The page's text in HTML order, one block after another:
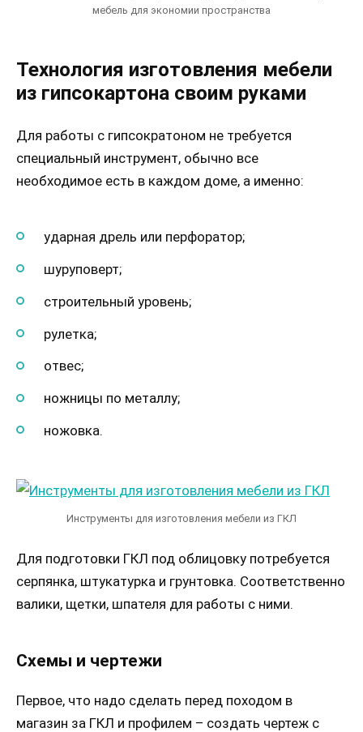
мебель для экономии пространства
Технология изготовления мебели
из гипсокартона своим руками
Для работы с гипсократоном не требуется
специальный инструмент, обычно все
необходимое есть в каждом доме, а именно:
ударная дрель или перфоратор;
шуруповерт;
строительный уровень;
рулетка;
отвес;
ножницы по металлу;
ножовка.
Инструменты для изготовления мебели из ГКЛ
Для подготовки ГКЛ под облицовку потребуется
серпянка, штукатурка и грунтовка. Соответственно
валики, щетки, шпателя для работы с ними.
Схемы и чертежи
Первое, что надо сделать перед походом в
магазин за ГКЛ и профилем – создать чертеж с